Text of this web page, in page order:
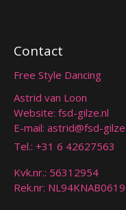
Contact
Free Style Dancing
Astrid van Loon
Website: fsd-gilze.nl
E-mail: astrid@fsd-
Tel.: +31 6 42627563
Kvk.nr.: 56312954
Rek.nr: